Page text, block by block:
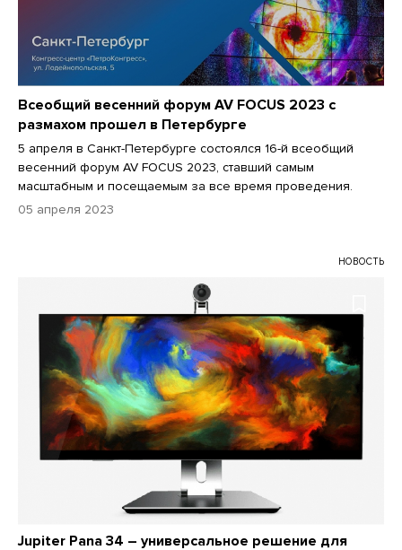
Всеобщий весенний форум AV FOCUS 2023 с
размахом прошел в Петербурге
5 апреля в Санкт-Петербурге состоялся 16-й всеобщий
весенний форум AV FOCUS 2023, ставший самым
масштабным и посещаемым за все время проведения.
05 апреля 2023
НОВОСТЬ
Jupiter Pana 34 – универсальное решение для